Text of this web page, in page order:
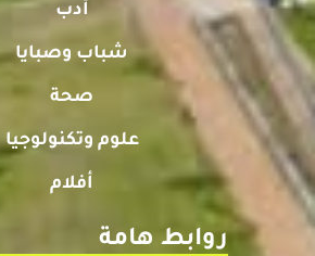
أدب
شباب وصبايا
صحة
علوم وتكنولوجيا
أفلام
روابط هامة